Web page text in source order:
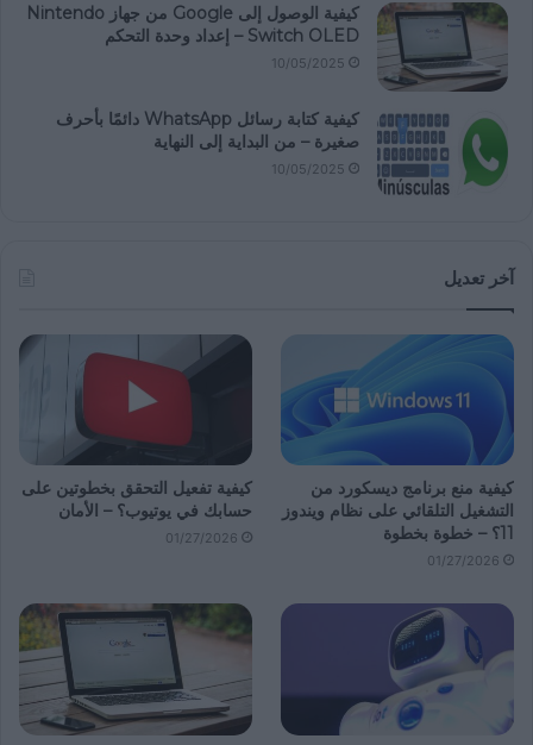
كيفية الوصول إلى Google من جهاز Nintendo
Switch OLED – إعداد وحدة التحكم
10/05/2025
كيفية كتابة رسائل WhatsApp دائمًا بأحرف
صغيرة – من البداية إلى النهاية
10/05/2025
آخر تعديل
كيفية منع برنامج ديسكورد من
التشغيل التلقائي على نظام ويندوز
11؟ – خطوة بخطوة
01/27/2026
كيفية تفعيل التحقق بخطوتين على
حسابك في يوتيوب؟ – الأمان
01/27/2026